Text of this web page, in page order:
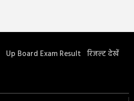
Up Board Exam Result रिजल्ट देखें